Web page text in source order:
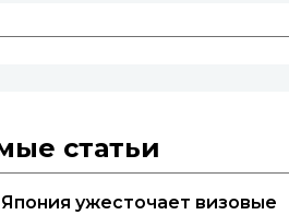
статьи
Япония ужесточает визовые